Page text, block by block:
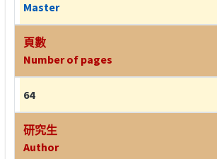
Master
頁數
Number of pages
64
研究生
Author